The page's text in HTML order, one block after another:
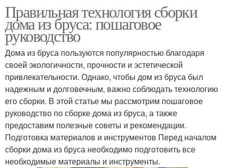
Правильная технология сборки
дома из бруса: пошаговое
руководство
Дома из бруса пользуются популярностью благодаря
своей экологичности, прочности и эстетической
привлекательности. Однако, чтобы дом из бруса был
надежным и долговечным, важно соблюдать технологию
его сборки. В этой статье мы рассмотрим пошаговое
руководство по сборке дома из бруса, а также
предоставим полезные советы и рекомендации.
Подготовка материалов и инструментов Перед началом
сборки дома из бруса необходимо подготовить все
необходимые материалы и инструменты.